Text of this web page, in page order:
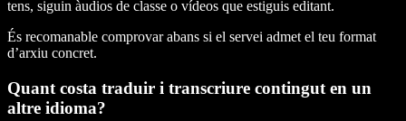
tens, siguin àudios de classe o vídeos que estiguis editant.
És recomanable comprovar abans si el servei admet el teu format
d’arxiu concret.
Quant costa traduir i transcriure contingut en un
altre idioma?